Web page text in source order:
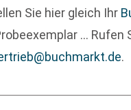
Sie hier gleich Ihr
… Rufen
.